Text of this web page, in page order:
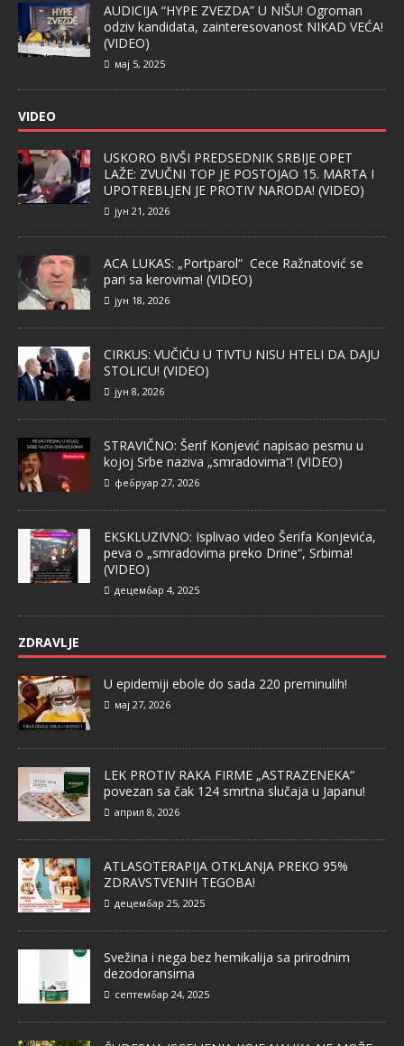
AUDICIJA “HYPE ZVEZDA” U NIŠU! Ogroman
odziv kandidata, zainteresovanost NIKAD VEĆA!
(VIDEO)
мај 5, 2025
VIDEO
USKORO BIVŠI PREDSEDNIK SRBIJE OPET
LAŽE: ZVUČNI TOP JE POSTOJAO 15. MARTA I
UPOTREBLJEN JE PROTIV NARODA! (VIDEO)
јун 21, 2026
ACA LUKAS: „Portparol“ Cece Ražnatović se
pari sa kerovima! (VIDEO)
јун 18, 2026
CIRKUS: VUČIĆU U TIVTU NISU HTELI DA DAJU
STOLICU! (VIDEO)
јун 8, 2026
STRAVIČNO: Šerif Konjević napisao pesmu u
kojoj Srbe naziva „smradovima“! (VIDEO)
фебруар 27, 2026
EKSKLUZIVNO: Isplivao video Šerifa Konjevića,
peva o „smradovima preko Drine“, Srbima!
(VIDEO)
децембар 4, 2025
ZDRAVLJE
U epidemiji ebole do sada 220 preminulih!
мај 27, 2026
LEK PROTIV RAKA FIRME „ASTRAZENEKA“
povezan sa čak 124 smrtna slučaja u Japanu!
април 8, 2026
ATLASOTERAPIJA OTKLANJA PREKO 95%
ZDRAVSTVENIH TEGOBA!
децембар 25, 2025
Svežina i nega bez hemikalija sa prirodnim
dezodoransima
септембар 24, 2025